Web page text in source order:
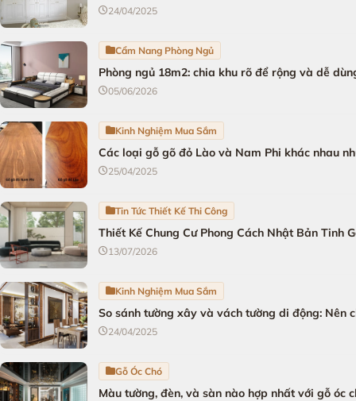
24/04/2025
Phòng ngủ 18m2: chia khu rõ để rộng và dễ
Cẩm Nang Phòng Ngủ
05/06/2026
Các loại gỗ gõ đỏ Lào và Nam Phi khác nhau
Kinh Nghiệm Mua Sắm
25/04/2025
Thiết Kế Chung Cư Phong Cách Nhật Bản Tinh
Tin Tức Thiết Kế Thi Công
13/07/2026
So sánh tường xây và vách tường di động: Nên
Kinh Nghiệm Mua Sắm
24/04/2025
Màu tường, đèn, và sàn nào hợp nhất với gỗ óc
Gỗ Óc Chó